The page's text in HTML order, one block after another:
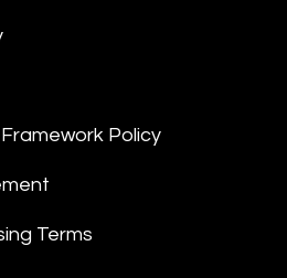
Policy
Terms